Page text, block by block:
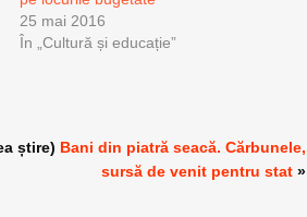
25 mai 2016
În „Cultură și educație”
știre) Bani din piatră seacă. Cărbunele,
sursă de venit pentru stat »